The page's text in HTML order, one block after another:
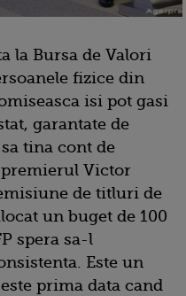
la Bursa de Valori
fizice din
isi pot gasi
garantate de
tina cont de
premierul Victor
de titluri de
un buget de 100
spera sa-l
Este un
prima data cand